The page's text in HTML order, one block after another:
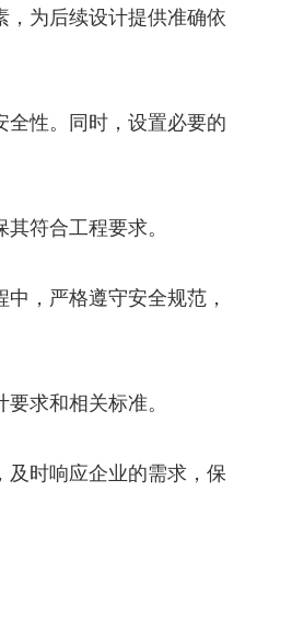
，为后续设计提供准确依
全性。同时，设置必要的
符合工程要求。
，严格遵守安全规范，
求和相关标准。
及时响应企业的需求，保